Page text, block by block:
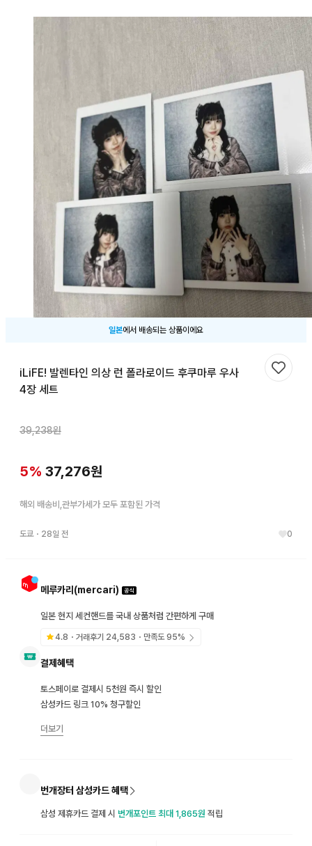
일본에서 배송되는 상품이에요
iLiFE! 발렌타인 의상 런 폴라로이드 후쿠마루 우사
4장 세트
39,238원
5% 37,276원
해외 배송비,관부가세가 모두 포함된 가격
도쿄・ 28일 전 0
메루카리(mercari)
일본 현지 세컨핸드를 국내 상품처럼 간편하게 구매
4.8 ・거래후기 24,583 ・만족도95%
결제혜택
토스페이로 결제시 5천원 즉시 할인
삼성카드 링크 10% 청구할인
더보기
번개장터 삼성카드 혜택
삼성 제휴카드 결제 시 번개포인트 최대 1,865원 적립
찜하기